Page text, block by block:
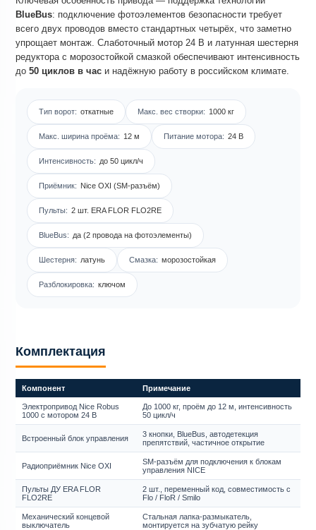
BlueBus: подключение фотоэлементов безопасности требует
всего двух проводов вместо стандартных четырёх, что заметно
упрощает монтаж. Слаботочный мотор 24 В и латунная шестерня
редуктора с морозостойкой смазкой обеспечивают интенсивность
до 50 циклов в час и надёжную работу в российском климате.
Тип ворот: откатные Макс. вес створки: 1000 кг
Макс. ширина проёма: 12 м Питание мотора: 24 В
Интенсивность: до 50 цикл/ч
Приёмник: Nice OXI (SM-разъём)
Пульты: 2 шт. ERA FLOR FLO2RE
BlueBus: да (2 провода на фотоэлементы)
Шестерня: латунь Смазка: морозостойкая
Разблокировка: ключом
Комплектация
Компонент Примечание
Электропривод Nice Robus
1000 с мотором 24 В
До 1000 кг, проём до 12 м, интенсивность
50 цикл/ч
Встроенный блок управления
3 кнопки, BlueBus, автодетекция
препятствий, частичное открытие
Радиоприёмник Nice OXI
SM-разъём для подключения к блокам
управления NICE
Пульты ДУ ERA FLOR
FLO2RE
2 шт., переменный код, совместимость с
Flo / FloR / Smilo
Механический концевой
выключатель
Стальная лапка-размыкатель,
монтируется на зубчатую рейку